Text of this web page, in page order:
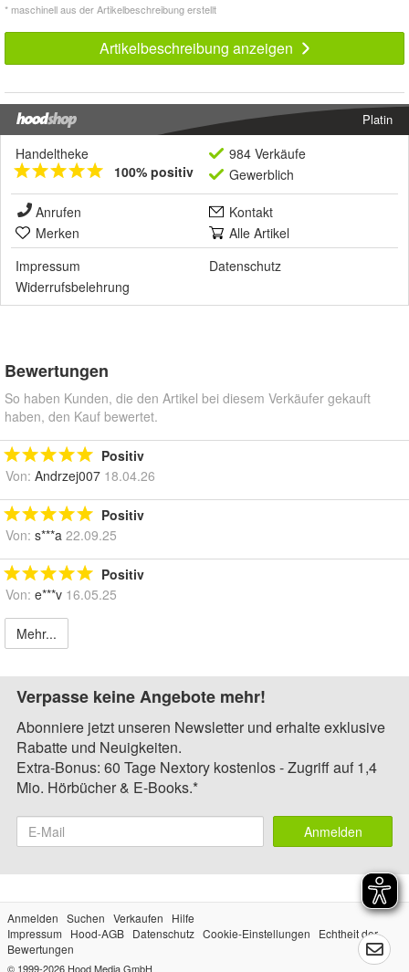
* maschinell aus der Artikelbeschreibung erstellt
Artikelbeschreibung anzeigen
Platin
Handeltheke
100% positiv
984 Verkäufe
Gewerblich
Anrufen
Kontakt
Merken
Alle Artikel
Impressum
Datenschutz
Widerrufsbelehrung
Bewertungen
So haben Kunden, die den Artikel bei diesem Verkäufer gekauft
haben, den Kauf bewertet.
Positiv
Von: Andrzej007 18.04.26
Positiv
Von: s***a 22.09.25
Positiv
Von: e***v 16.05.25
Mehr...
Verpasse keine Angebote mehr!
Abonniere jetzt unseren Newsletter und erhalte exklusive
Rabatte und Neuigkeiten.
Extra-Bonus: 60 Tage Nextory kostenlos - Zugriff auf 1,4
Mio. Hörbücher & E-Books.*
Anmelden
Anmelden Suchen Verkaufen
Hilfe
Impressum
Hood-AGB Datenschutz Cookie-Einstellungen
Echtheit der
Bewertungen
© 1999-2026 Hood Media GmbH